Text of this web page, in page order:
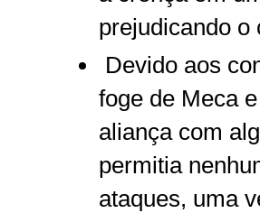
prejudicando o
Devido aos
foge de Meca
aliança com
permitia
ataques, uma